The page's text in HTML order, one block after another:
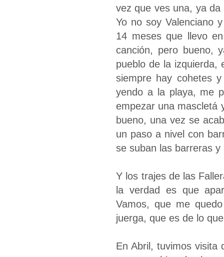
vez que ves una, ya
Yo no soy Valenciano
14 meses que llevo
canción, pero bueno,
pueblo de la
siempre hay cohetes
yendo a la playa, me
empezar una mascletá
bueno, una vez se
un paso a nivel con
se suban las barreras
Y los trajes de las
la verdad es que
Vamos, que me
juerga, que es de lo
En Abril, tuvimos